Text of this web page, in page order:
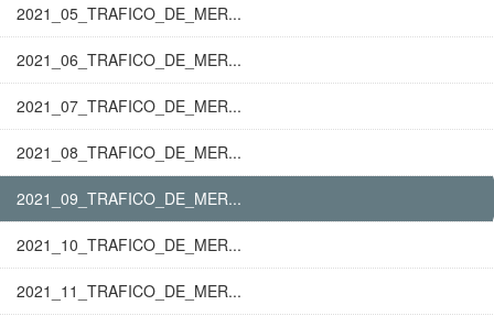
2021_05_TRAFICO_DE_MER...
2021_06_TRAFICO_DE_MER...
2021_07_TRAFICO_DE_MER...
2021_08_TRAFICO_DE_MER...
2021_09_TRAFICO_DE_MER...
2021_10_TRAFICO_DE_MER...
2021_11_TRAFICO_DE_MER...